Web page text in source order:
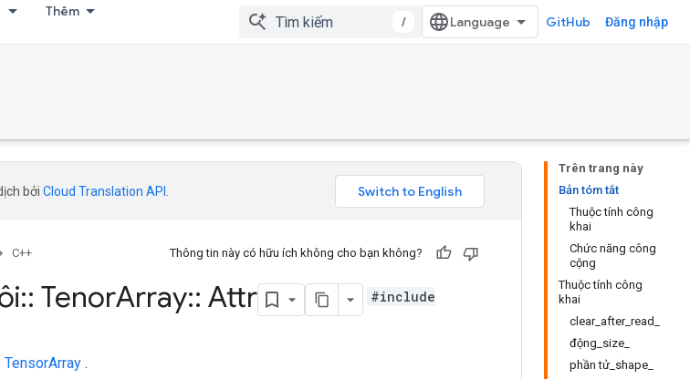
Thêm
/ GitHub Đăng nhập
Trên trang này
Bản tóm tắt
Thuộc tính công
khai
Chức năng công
cộng
Thuộc tính công
khai
clear_after_read_
động_size_
phần tử_shape_
bởi Cloud Translation API
C++ Thông tin này có hữu ích không cho bạn không?
:: TenorArray:: Attr
#include
TensorArray .